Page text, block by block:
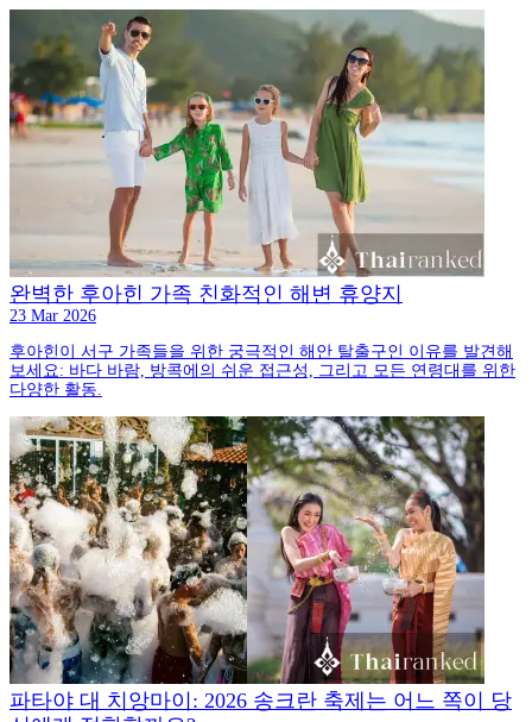
완벽한 후아힌 가족 친화적인 해변 휴양지
23 Mar 2026
후아힌이 서구 가족들을 위한 궁극적인 해안 탈출구인 이유를 발견해
보세요: 바다 바람, 방콕에의 쉬운 접근성, 그리고 모든 연령대를 위한
다양한 활동.
파타야 대 치앙마이: 2026 송크란 축제는 어느 쪽이 당